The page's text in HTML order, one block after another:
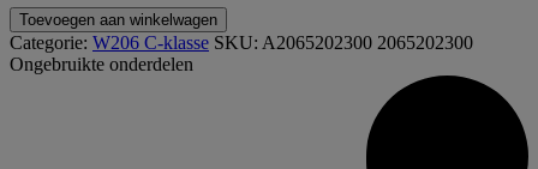
A2065202300
2065202300
W206
Toevoegen aan winkelwagen
Categorie: W206 C-klasse SKU: A2065202300 2065202300
Ongebruikte onderdelen